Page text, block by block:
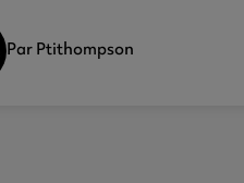
Par Ptithompson